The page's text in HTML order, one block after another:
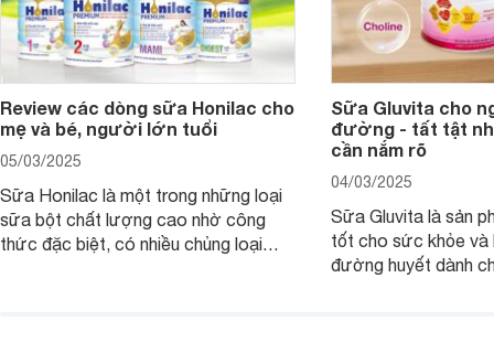
Review các dòng sữa Honilac cho
mẹ và bé, người lớn tuổi
05/03/2025
Sữa Honilac là một trong những loại
sữa bột chất lượng cao nhờ công
thức đặc biệt, có nhiều chủng loại
Sữa Gluvita cho
đường - tất tật
cần nắm rõ
04/03/2025
Sữa Gluvita là sản
tốt cho sức khỏe và
đường huyết dành